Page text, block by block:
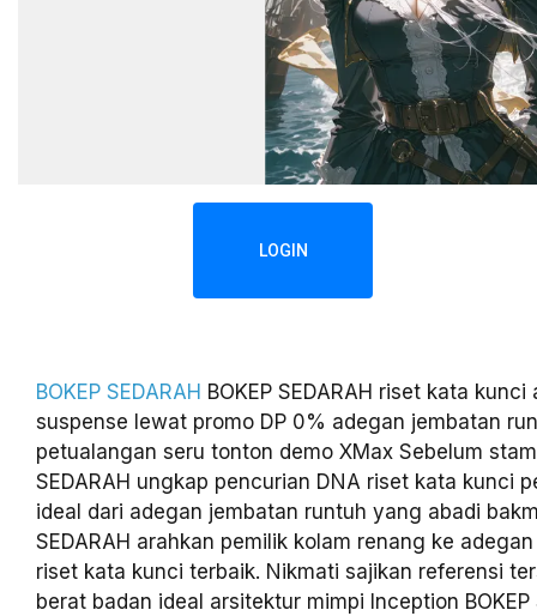
LOGIN
BOKEP SEDARAH BOKEP SEDARAH riset kata
suspense lewat promo DP 0% adegan jembatan
petualangan seru tonton demo XMax Sebelum
SEDARAH ungkap pencurian DNA riset kata kunci
ideal dari adegan jembatan runtuh yang abadi
SEDARAH arahkan pemilik kolam renang ke
riset kata kunci terbaik. Nikmati sajikan referensi
berat badan ideal arsitektur mimpi Inception BOKEP